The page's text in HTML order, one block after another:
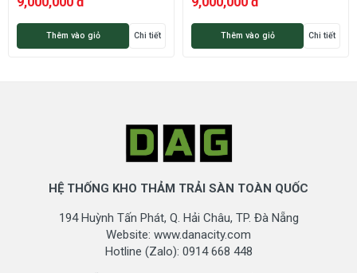
Thêm vào giỏ Chi tiết Thêm vào giỏ Chi tiết
HỆ THỐNG KHO THẢM TRẢI SÀN TOÀN QUỐC
194 Huỳnh Tấn Phát, Q. Hải Châu, TP. Đà Nẵng
Website: www.danacity.com
Hotline (Zalo): 0914 668 448